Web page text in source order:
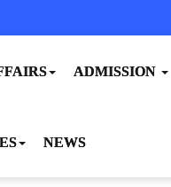
ADMISSION
NEWS